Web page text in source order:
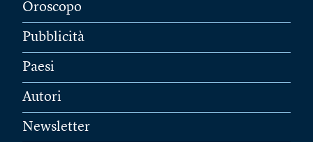
Oroscopo
Pubblicità
Paesi
Autori
Newsletter